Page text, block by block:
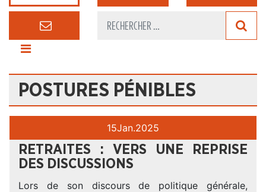
POSTURES PÉNIBLES
15Jan.2025
RETRAITES : VERS UNE REPRISE
DES DISCUSSIONS
Lors de son discours de politique générale,